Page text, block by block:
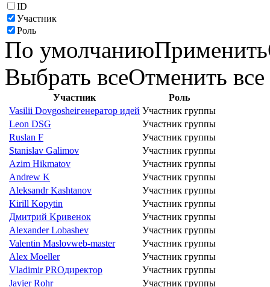
ID
Участник
Роль
По умолчаниюПрименить
Выбрать всеОтменить все
Участник
Роль
Vasilii Dovgosheiгенератор идей Участник группы
Leon DSG
Участник группы
Ruslan F
Участник группы
Stanislav Galimov
Участник группы
Azim Hikmatov
Участник группы
Andrew K
Участник группы
Aleksandr Kashtanov
Участник группы
Kirill Kopytin
Участник группы
Дмитрий Kривeнoк
Участник группы
Alexander Lobashev
Участник группы
Valentin Maslovweb-master
Участник группы
Alex Moeller
Участник группы
Vladimir PROдиректор
Участник группы
Javier Rohr
Участник группы